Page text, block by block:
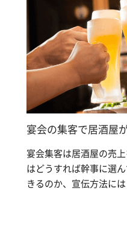
宴会の集客で居酒屋
宴会集客は居酒屋の売
はどうすれば幹事に選
きるのか、宣伝方法に